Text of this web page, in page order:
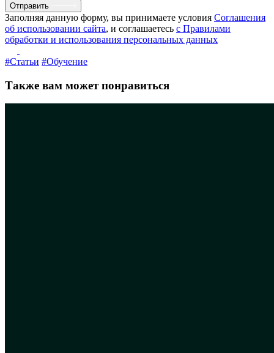
Отправить
Заполняя данную форму, вы принимаете условия Соглашения
об использовании сайта, и соглашаетесь с Правилами
обработки и использования персональных данных
#Статьи #Обучение
Также вам может понравиться